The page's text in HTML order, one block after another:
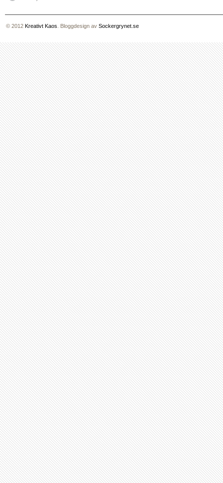
© 2012 Kreativt Kaos . Bloggdesign av Sockergrynet.se